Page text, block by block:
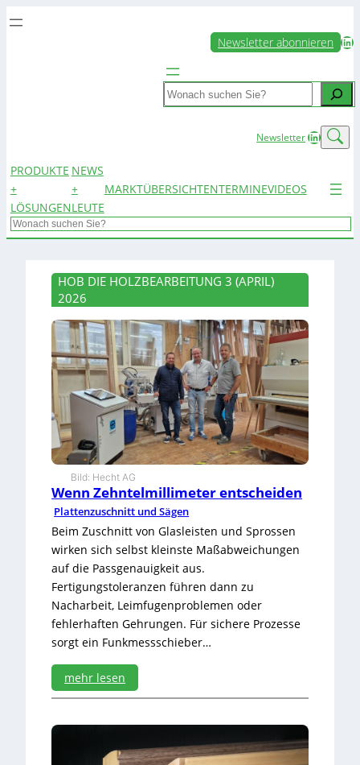
Newsletter abonnieren LinkedIn
Search
NewsletterLinkedIn
PRODUKTE
+
LÖSUNGEN
NEWS
+
LEUTE
MARKTÜBERSICHTENTERMINEVIDEOS
Search
HOB DIE HOLZBEARBEITUNG 3 (APRIL)
2026
Bild: Hecht AG
Wenn Zehntelmillimeter entscheiden
Plattenzuschnitt und Sägen
Beim Zuschnitt von Glasleisten und Sprossen
wirken sich selbst kleinste Maßabweichungen
auf die Passgenauigkeit aus.
Fertigungstoleranzen führen dann zu
Nacharbeit, Leimfugenproblemen oder
fehlerhaften Gehrungen. Für sichere Prozesse
sorgt ein Funkmessschieber…
mehr lesen
:
e